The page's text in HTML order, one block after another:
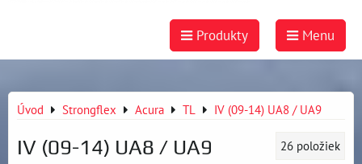
Produkty Menu
Úvod Strongflex Acura TL IV (09-14) UA8 / UA9
IV (09-14) UA8 / UA9 26 položiek